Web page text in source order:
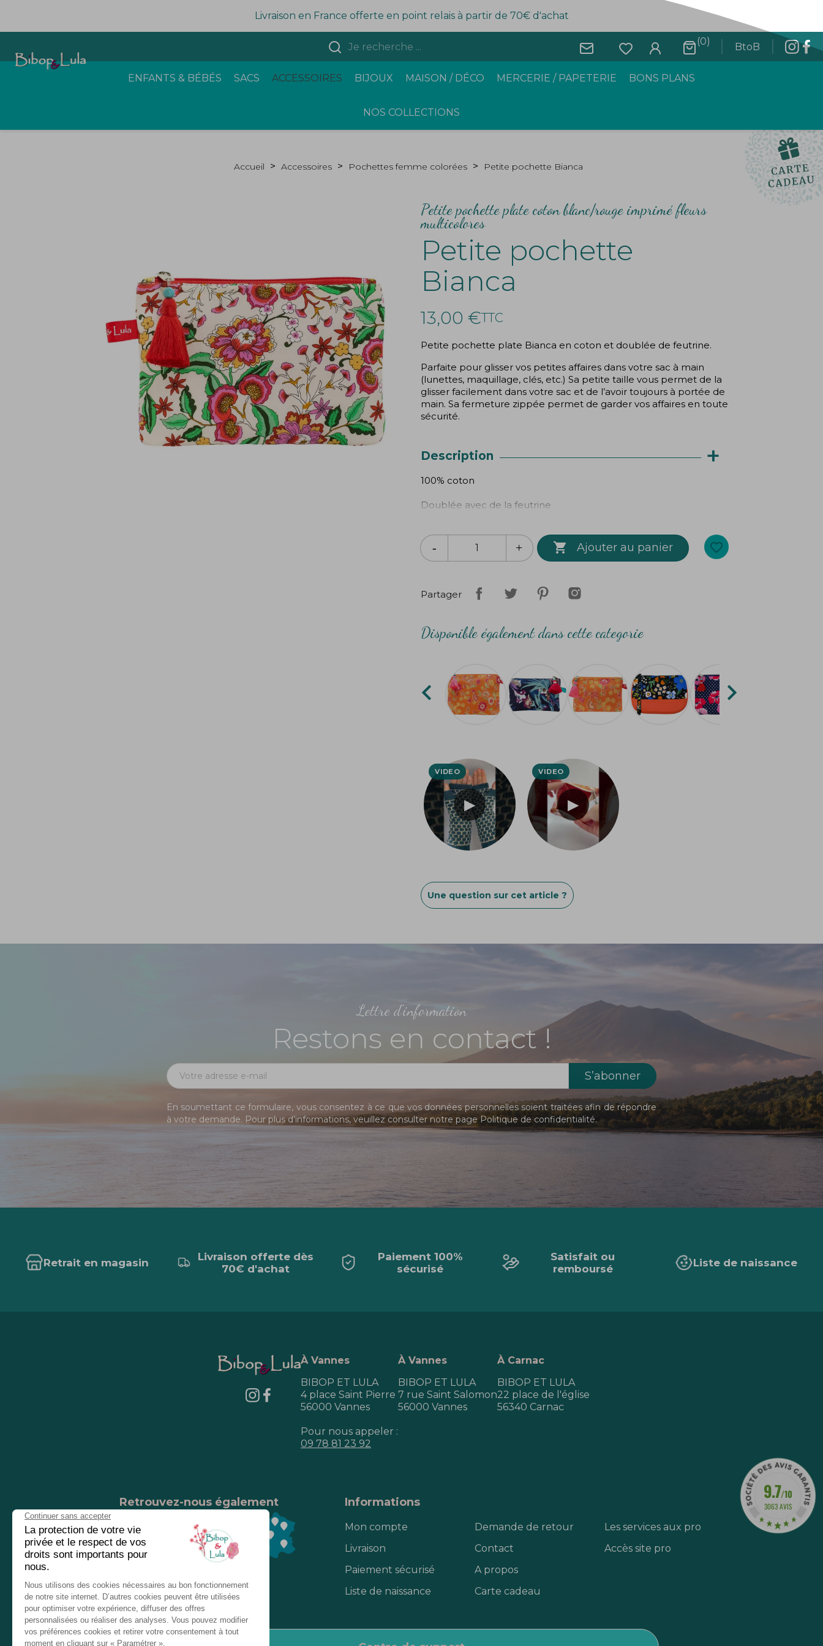
Livraison en France offerte en point relais à partir de 70€ d'achat
(0) BtoB
ENFANTS & BÉBÉS SACS ACCESSOIRES BIJOUX MAISON / DÉCO MERCERIE / PAPETERIE BONS PLANS
NOS COLLECTIONS
Accueil Accessoires Pochettes femme colorées Petite pochette Bianca
Petite pochette plate coton blanc/rouge imprimé fleurs
multicolores
Petite pochette
Bianca
13,00 €TTC
Petite pochette plate Bianca en coton et doublée de feutrine.
Parfaite pour glisser vos petites affaires dans votre sac à main
(lunettes, maquillage, clés, etc.) Sa petite taille vous permet de la
glisser facilement dans votre sac et de l’avoir toujours à portée de
main. Sa fermeture zippée permet de garder vos affaires en toute
sécurité.
Description +
100% coton
Doublée avec de la feutrine
Création Bibop Lula  Ajouter au panier favorite_border
Partager
Disponible également dans cette categorie
 
Une question sur cet article ?
Lettre d'information
Restons en contact !
En soumettant ce formulaire, vous consentez à ce que vos données personnelles soient traitées afin de répondre
à votre demande. Pour plus d’informations, veuillez consulter notre pagePolitique de confidentialité.
Retrait en magasin
Livraison offerte dès
70€ d'achat
Paiement 100%
sécurisé
Satisfait ou
remboursé
Liste de naissance
À Vannes
BIBOP ET LULA
4 place Saint Pierre
56000 Vannes
Pour nous appeler :
09 78 81 23 92
À Vannes
BIBOP ET LULA
7 rue Saint Salomon
56000 Vannes
À Carnac
BIBOP ET LULA
22 place de l'église
56340 Carnac
Retrouvez-nous également
Nos magasins
Chez nos revendeurs
Informations
Mon compte
Livraison
Paiement sécurisé
Liste de naissance
Demande de retour
Contact
A propos
Carte cadeau
Les services aux pro
Accès site pro
9.7/10
3063 AVIS